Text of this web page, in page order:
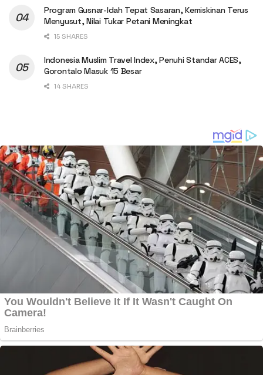
Program Gusnar-Idah Tepat Sasaran, Kemiskinan Terus
Menyusut, Nilai Tukar Petani Meningkat
15 SHARES
Indonesia Muslim Travel Index, Penuhi Standar ACES,
Gorontalo Masuk 15 Besar
14 SHARES